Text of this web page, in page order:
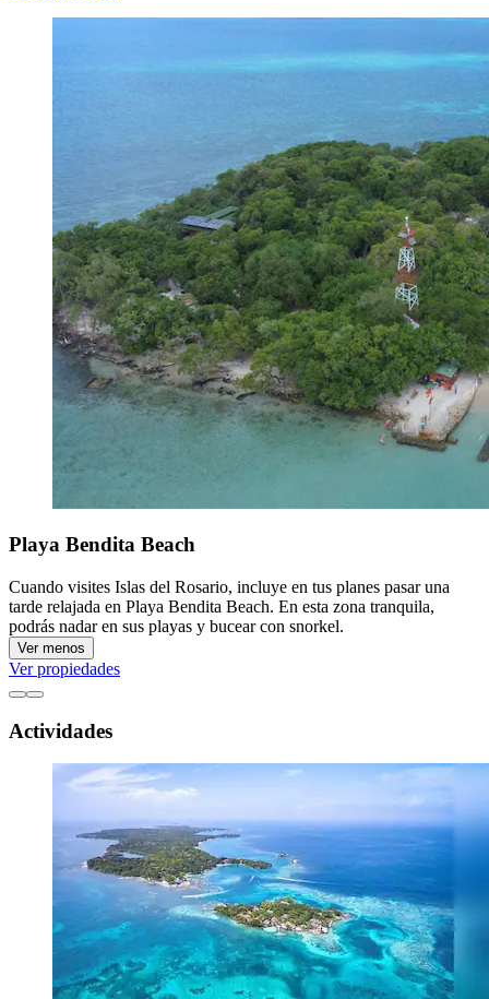
Playa Bendita Beach
Cuando visites Islas del Rosario, incluye en tus planes pasar una
tarde relajada en Playa Bendita Beach. En esta zona tranquila,
podrás nadar en sus playas y bucear con snorkel.
Ver menos
Ver propiedades
Actividades